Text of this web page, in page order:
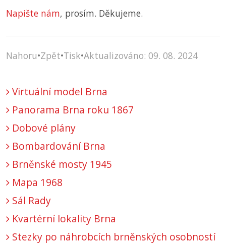
Napište nám, prosím. Děkujeme.
Nahoru•Zpět•Tisk•Aktualizováno: 09. 08. 2024
Virtuální model Brna
Panorama Brna roku 1867
Dobové plány
Bombardování Brna
Brněnské mosty 1945
Mapa 1968
Sál Rady
Kvartérní lokality Brna
Stezky po náhrobcích brněnských osobností